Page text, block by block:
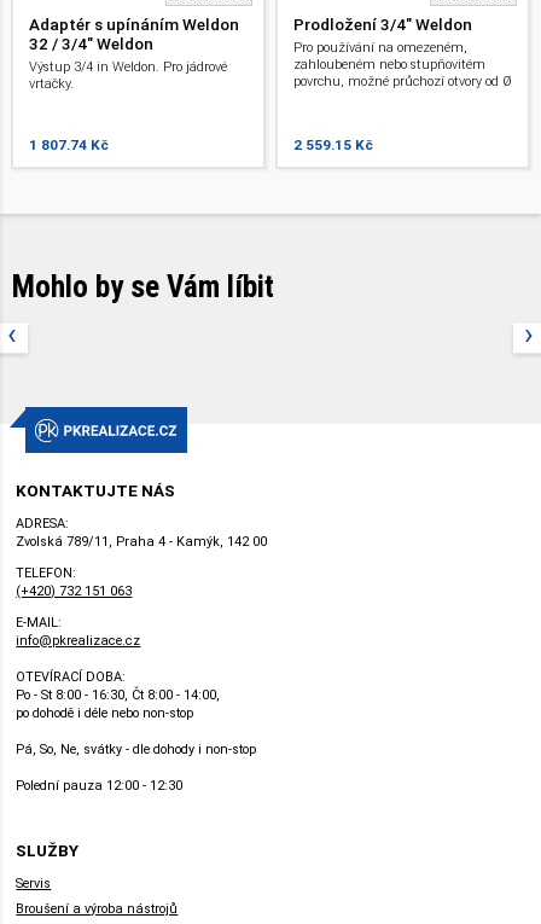
Adaptér s upínáním Weldon
32 / 3/4" Weldon
Výstup 3/4 in Weldon. Pro jádrové
vrtačky.
1 807.74 Kč
Prodložení 3/4" Weldon
Pro používání na omezeném,
zahloubeném nebo stupňovitém
povrchu, možné průchozí otvory od Ø
2 559.15 Kč
Mohlo by se Vám líbit
‹
›
KONTAKTUJTE NÁS
ADRESA:
Zvolská 789/11, Praha 4 - Kamýk, 142 00
TELEFON:
(+420) 732 151 063
E-MAIL:
info@pkrealizace.cz
OTEVÍRACÍ DOBA:
Po - St 8:00 - 16:30, Čt 8:00 - 14:00,
po dohodě i déle nebo non-stop
Pá, So, Ne, svátky - dle dohody i non-stop
Polední pauza 12:00 - 12:30
SLUŽBY
Servis
Broušení a výroba nástrojů